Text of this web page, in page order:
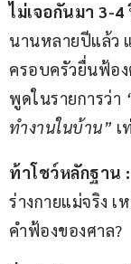
ไม่เจอกันมา 3-4
นานหลายปีแล้ว
ครอบครัวยื่นฟ้อ
พูดในรายการว่า
ทำงานในบ้าน” เ
ท้าโชว์หลักฐาน :
ร่างกายแม่จริง
คำฟ้องของศาล?